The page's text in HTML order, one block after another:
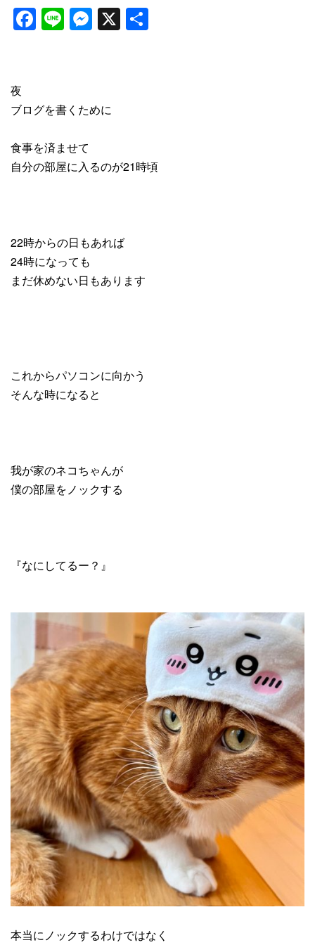
Facebook
LineMessenger
X
夜
ブログを書くために
食事を済ませて
自分の部屋に入るのが21時頃
22時からの日もあれば
24時になっても
まだ休めない日もあります
これからパソコンに向かう
そんな時になると
我が家のネコちゃんが
僕の部屋をノックする
『なにしてるー？』
本当にノックするわけではなく